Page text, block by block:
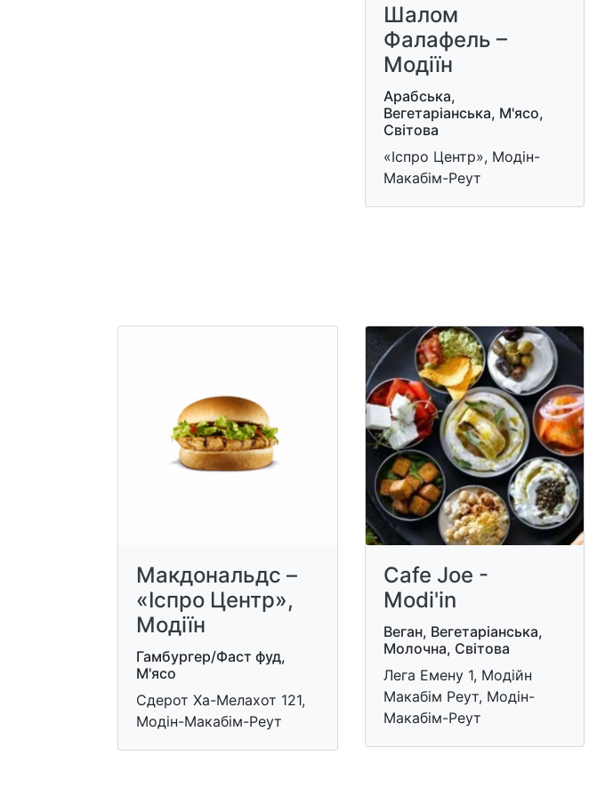
Шалом
Фалафель –
Модіїн
Арабська,
Вегетаріанська, М'ясо,
Світова
«Іспро Центр», Модін-
Макабім-Реут
Макдональдс –
«Іспро Центр»,
Модіїн
Гамбургер/Фаст фуд,
М'ясо
Сдерот Ха-Мелахот 121,
Модін-Макабім-Реут
Cafe Joe -
Modi'in
Веган, Вегетаріанська,
Молочна, Світова
Лега Емену 1, Модійн
Макабім Реут, Модін-
Макабім-Реут